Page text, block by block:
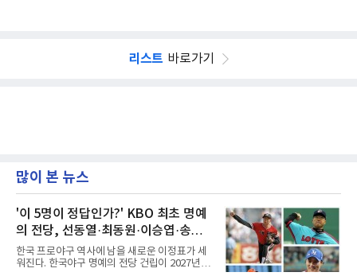
리스트 바로가기
많이 본 뉴스
'이 5명이 정답인가?' KBO 최초 명예
의 전당, 선동열·최동원·이승엽·송진
우·김응용을 둘러싼 논쟁
한국 프로야구 역사에 남을 새로운 이정표가 세
워진다. 한국야구 명예의 전당 건립이 2027년으